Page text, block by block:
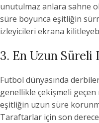
unutulmaz anlara sahne
süre boyunca eşitliğin
izleyicileri ekrana
3. En Uzun Süreli
Futbol dünyasında
genellikle çekişmeli geçen
eşitliğin uzun süre
Taraftarlar için son